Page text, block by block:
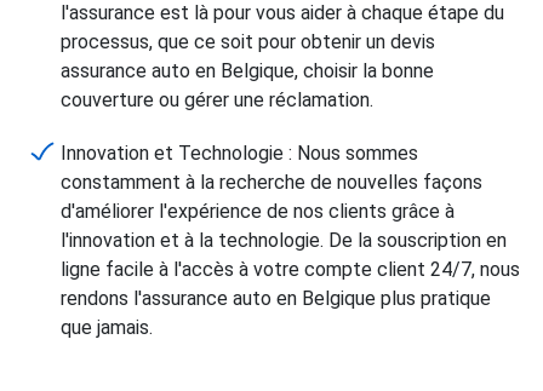
l'assurance est là pour vous aider à chaque étape du
processus, que ce soit pour obtenir un devis
assurance auto en Belgique, choisir la bonne
couverture ou gérer une réclamation.
Innovation et Technologie : Nous sommes
constamment à la recherche de nouvelles façons
d'améliorer l'expérience de nos clients grâce à
l'innovation et à la technologie. De la souscription en
ligne facile à l'accès à votre compte client 24/7, nous
rendons l'assurance auto en Belgique plus pratique
que jamais.